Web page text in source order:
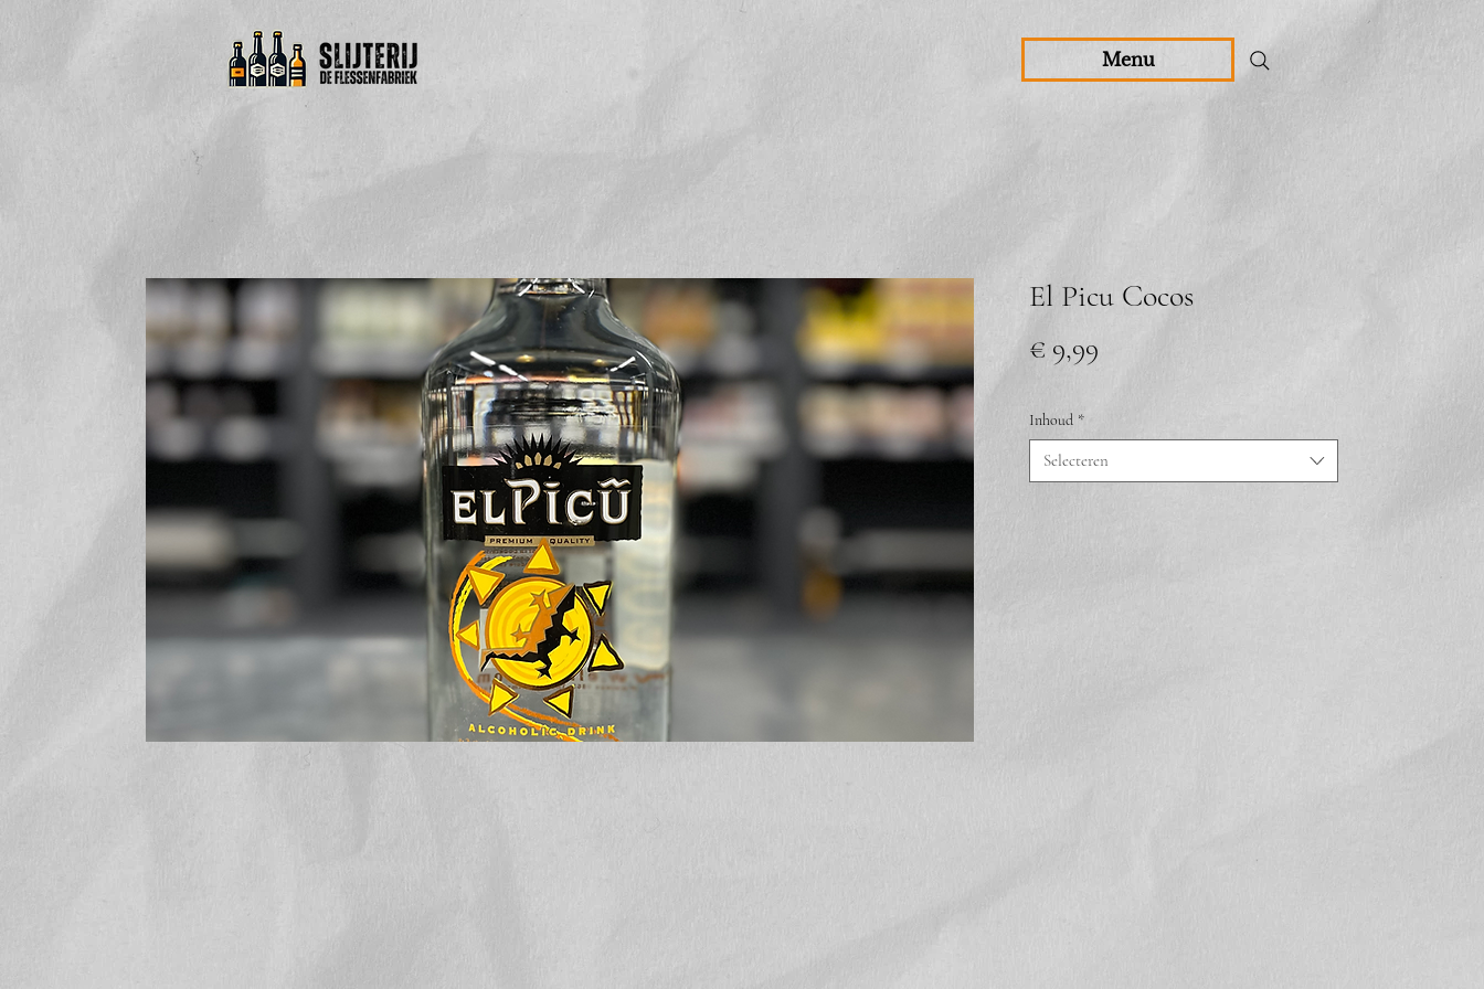
Menu
El Picu Cocos
€ 9,99
Inhoud *
Selecteren